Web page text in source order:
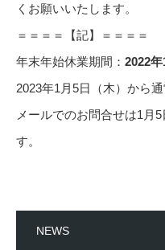
くお願いいたします。
＝＝＝＝【記】＝＝＝＝
年末年始休業期間： 2022
2023年1月5日（木）から
メールでのお問合せは1月
す。
NEWS